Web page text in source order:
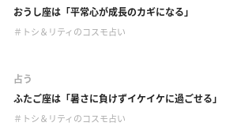
おうし座は「平常心が成長のカギになる」
＃トシ＆リティのコスモ占い
占う
ふたご座は「暑さに負けずイケイケに過ごせる」
＃トシ＆リティのコスモ占い